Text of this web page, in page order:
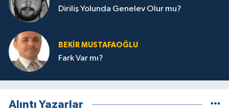
Diriliş Yolunda Genelev Olur mu?
BEKIR MUSTAFAOĞLU
Fark Var mı?
Alıntı Yazarlar